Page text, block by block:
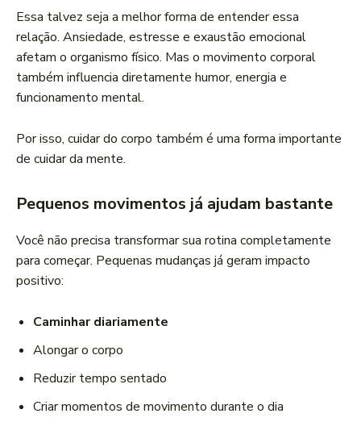
Essa talvez seja a melhor forma de entender essa
relação. Ansiedade, estresse e exaustão emocional
afetam o organismo físico. Mas o movimento corporal
também influencia diretamente humor, energia e
funcionamento mental.
Por isso, cuidar do corpo também é uma forma importante
de cuidar da mente.
Pequenos movimentos já ajudam bastante
Você não precisa transformar sua rotina completamente
para começar. Pequenas mudanças já geram impacto
positivo:
Caminhar diariamente
Alongar o corpo
Reduzir tempo sentado
Criar momentos de movimento durante o dia